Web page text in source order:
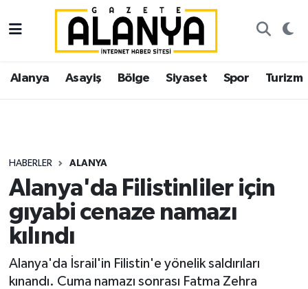
Alanya Asayiş Bölge Siyaset Spor Turizm
HABERLER ALANYA
Alanya'da Filistinliler için
gıyabi cenaze namazı
kılındı
Alanya'da İsrail'in Filistin'e yönelik saldırıları
kınandı. Cuma namazı sonrası Fatma Zehra
Alanya
Asayiş
Siyaset
Spor
Turizm
Ekonomi
İstanbul Nöbetçi Eczaneler
İstanbul Hava Durumu
Süper Lig Puan Durumu ve Fikstür
Tüm Manşetler
Son Dakika Haberleri
Haber Arşivi